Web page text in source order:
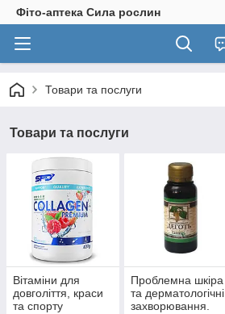
Фіто-аптека Сила рослин
Товари та послуги
Товари та послуги
Вітаміни для
довголіття, краси
та спорту
Проблемна шкіра
та дерматологічні
захворювання.